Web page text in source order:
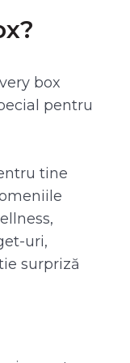
box
pentru
tine
uri,
surpriză